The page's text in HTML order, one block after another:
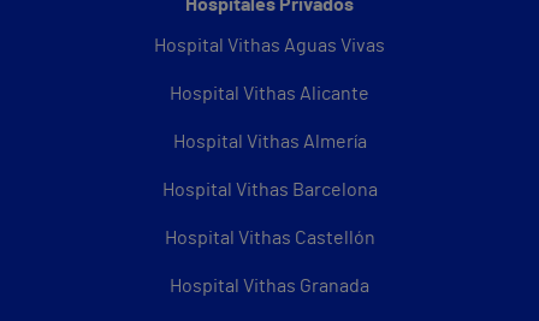
Hospitales Privados
Hospital Vithas Aguas Vivas
Hospital Vithas Alicante
Hospital Vithas Almería
Hospital Vithas Barcelona
Hospital Vithas Castellón
Hospital Vithas Granada